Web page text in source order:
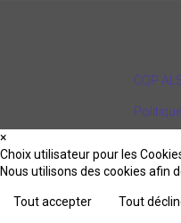
CQP
×
Choix utilisateur pour les
Nous utilisons des cookies afin
Tout accepter Tout